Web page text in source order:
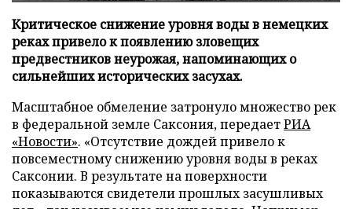
Критическое снижение уровня воды в немецких
реках привело к появлению зловещих
предвестников неурожая, напоминающих о
сильнейших исторических засухах.
Масштабное обмеление затронуло множество рек
в федеральной земле Саксония, передаетРИА
«Новости». «Отсутствие дождей привело к
повсеместному снижению уровня воды в реках
Саксонии. В результате на поверхности
показываются свидетели прошлых засушливых